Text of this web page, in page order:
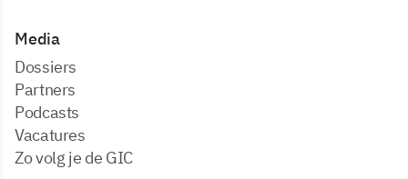
Media
dossiers
partners
podcasts
vacatures
zo volg je de GIC